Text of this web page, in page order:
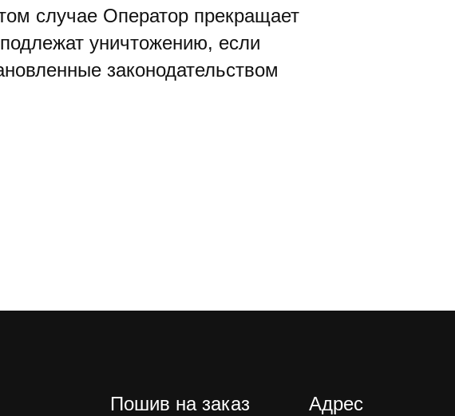
случае Оператор прекращает
уничтожению, если
законодательством
Пошив на заказ Адрес